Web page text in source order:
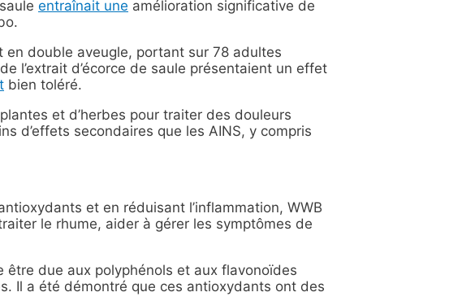
entraînait une amélioration significative de
double aveugle, portant sur 78 adultes
l’extrait d’écorce de saule présentaient un effet
bien toléré.
et d’herbes pour traiter des douleurs
d’effets secondaires que les AINS, y compris
et en réduisant l’inflammation, WWB
le rhume, aider à gérer les symptômes de
due aux polyphénols et aux flavonoïdes
Il a été démontré que ces antioxydants ont des